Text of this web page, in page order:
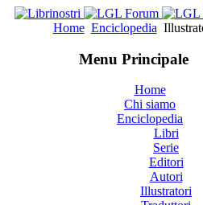
Home Enciclopedia
Menu Principale
Home
Chi siamo
Enciclopedia
Libri
Serie
Editori
Autori
Illustratori